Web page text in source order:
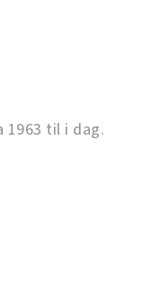
1963 til i dag.